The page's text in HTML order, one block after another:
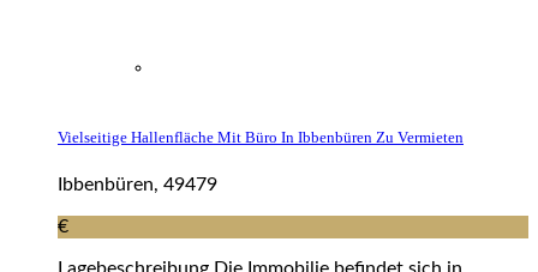
Vielseitige Hallenfläche Mit Büro In Ibbenbüren Zu Vermieten
Ibbenbüren, 49479
€